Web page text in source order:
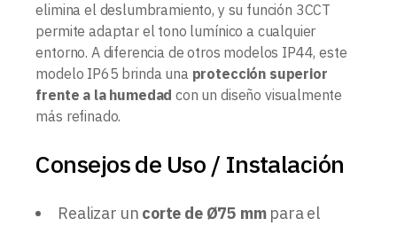
elimina el deslumbramiento, y su función 3CCT
permite adaptar el tono lumínico a cualquier
entorno. A diferencia de otros modelos IP44, este
modelo IP65 brinda una protección superior
frente a la humedad con un diseño visualmente
más refinado.
Consejos de Uso / Instalación
Realizar un corte de Ø75 mmpara el